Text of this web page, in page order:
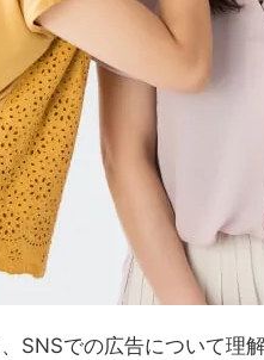
SNSでの広告について理